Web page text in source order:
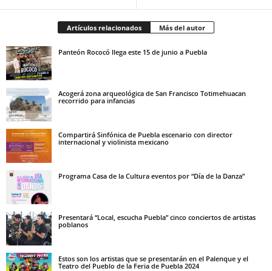
Artículos relacionados Más del autor
Panteón Rococó llega este 15 de junio a Puebla
Acogerá zona arqueológica de San Francisco Totimehuacan
recorrido para infancias
Compartirá Sinfónica de Puebla escenario con director
internacional y violinista mexicano
Programa Casa de la Cultura eventos por “Día de la Danza”
Presentará “Local, escucha Puebla” cinco conciertos de artistas
poblanos
Estos son los artistas que se presentarán en el Palenque y el
Teatro del Pueblo de la Feria de Puebla 2024